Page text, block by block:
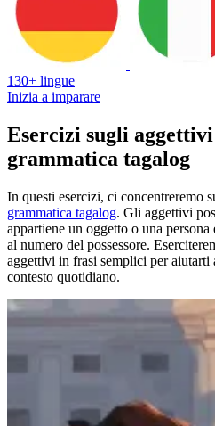
130+ lingue
Inizia a imparare
Esercizi sugli aggettivi
grammatica tagalog
In questi esercizi, ci concentreremo
grammatica tagalog. Gli aggettivi
appartiene un oggetto o una
al numero del possessore.
aggettivi in frasi semplici per aiutarti
contesto quotidiano.